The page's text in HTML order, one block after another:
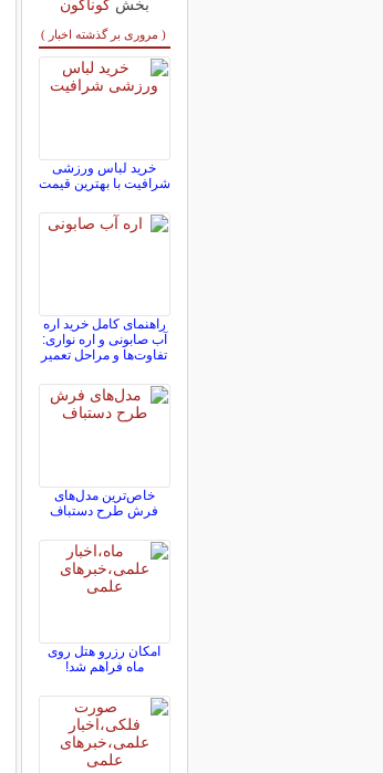
بخش گوناگون
( مروری بر گذشته اخبار )
خرید لباس ورزشی
شرافیت با بهترین قیمت
راهنمای کامل خرید اره
آب صابونی و اره نواری:
تفاوت‌ها و مراحل تعمیر
خاص‌ترین مدل‌های
فرش طرح دستباف
امکان رزرو هتل روی
ماه فراهم شد!